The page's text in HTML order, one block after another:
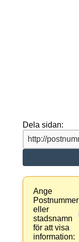
Dela sidan:
Ange
Postnummer
eller
stadsnamn
för att visa
information: